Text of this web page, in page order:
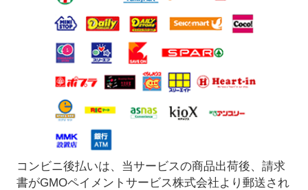
コンビニ後払いは、当サービスの商品出荷後、請求
書がGMOペイメントサービス株式会社より郵送され